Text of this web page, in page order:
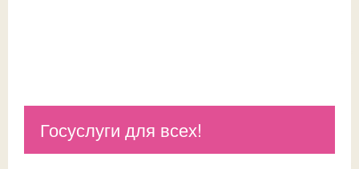
Госуслуги для всех!